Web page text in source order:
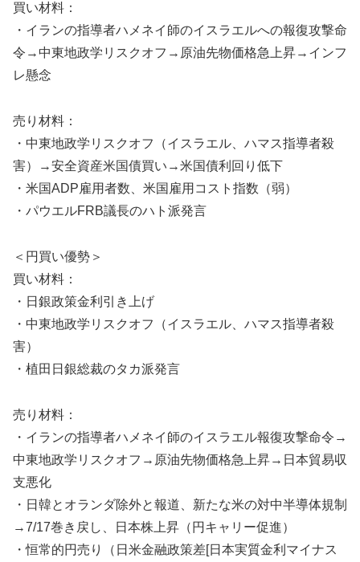
買い材料：
・イランの指導者ハメネイ師のイスラエルへの報復攻撃命
令→中東地政学リスクオフ→原油先物価格急上昇→インフ
レ懸念
売り材料：
・中東地政学リスクオフ（イスラエル、ハマス指導者殺
害）→安全資産米国債買い→米国債利回り低下
・米国ADP雇用者数、米国雇用コスト指数（弱）
・パウエルFRB議長のハト派発言
＜円買い優勢＞
買い材料：
・日銀政策金利引き上げ
・中東地政学リスクオフ（イスラエル、ハマス指導者殺
害）
・植田日銀総裁のタカ派発言
売り材料：
・イランの指導者ハメネイ師のイスラエル報復攻撃命令→
中東地政学リスクオフ→原油先物価格急上昇→日本貿易収
支悪化
・日韓とオランダ除外と報道、新たな米の対中半導体規制
→7/17巻き戻し、日本株上昇（円キャリー促進）
・恒常的円売り（日米金融政策差[日本実質金利マイナス